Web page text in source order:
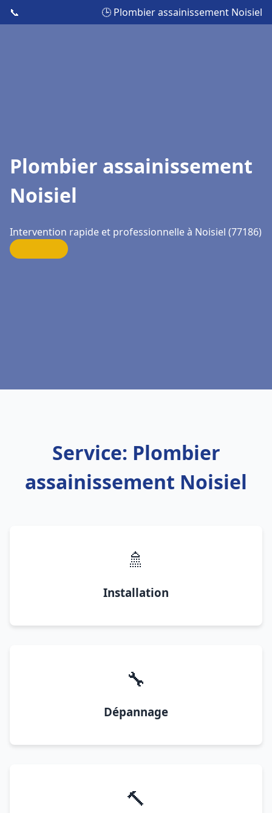
📞 🕒 Plombier assainissement Noisiel
Plombier assainissement
Noisiel
Intervention rapide et professionnelle à Noisiel (77186)
Service: Plombier
assainissement Noisiel
🚿
Installation
🔧
Dépannage
🔨